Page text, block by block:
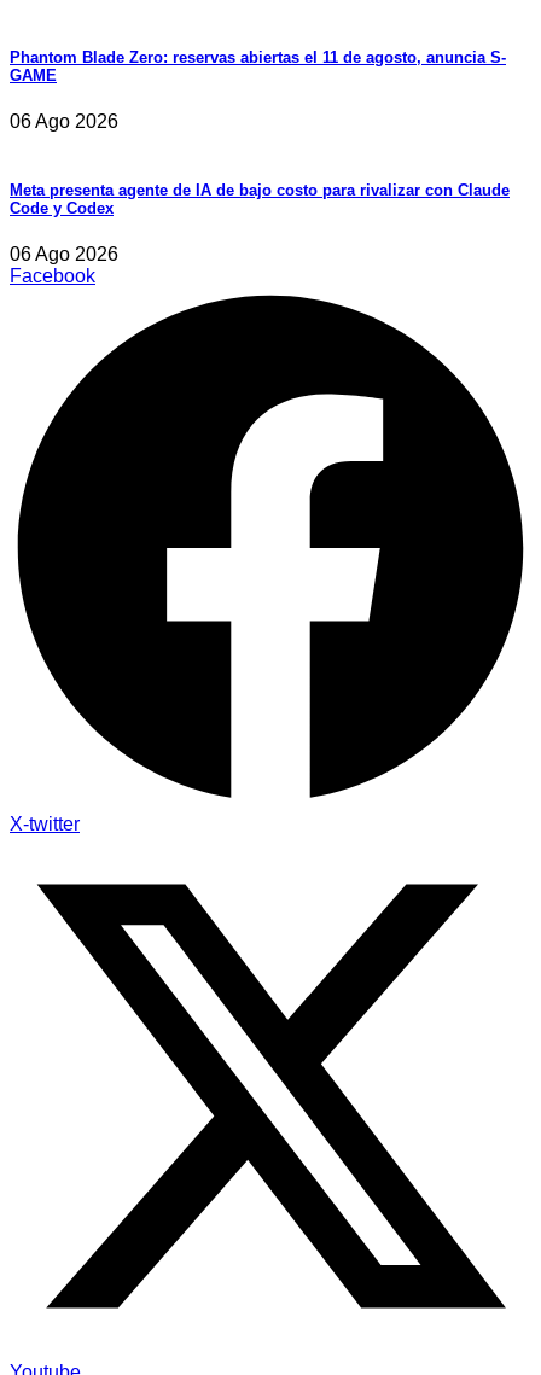
Phantom Blade Zero: reservas abiertas el 11 de agosto, anuncia S-
GAME
06 Ago 2026
Meta presenta agente de IA de bajo costo para rivalizar con Claude
Code y Codex
06 Ago 2026
Facebook
X-twitter